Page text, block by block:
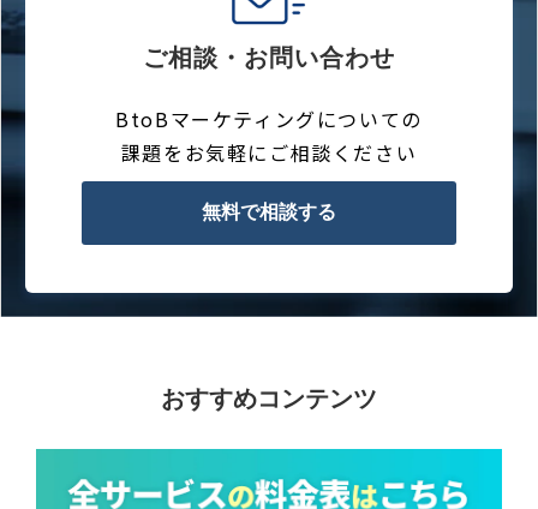
ご相談・お問い合わせ
BtoBマーケティングについての
課題をお気軽にご相談ください
無料で相談する
おすすめコンテンツ